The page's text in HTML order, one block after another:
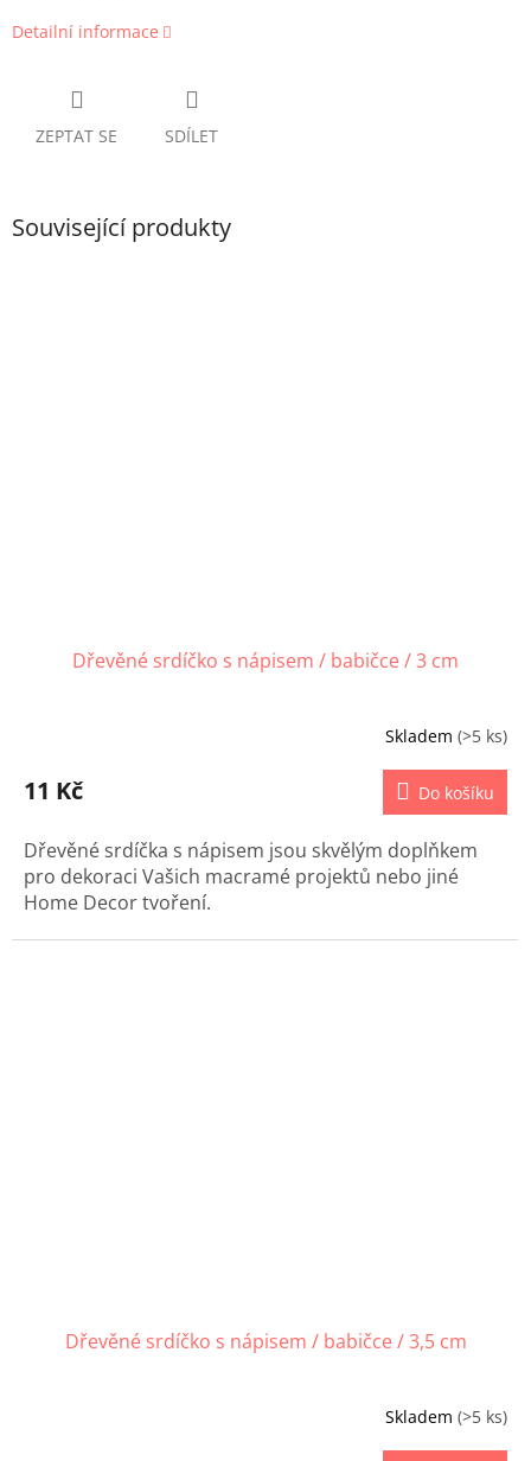
Detailní informace
ZEPTAT SE SDÍLET
Související produkty
Dřevěné srdíčko s nápisem / babičce / 3 cm
Skladem (>5 ks)
11 Kč Do košíku
Dřevěné srdíčka s nápisem jsou skvělým doplňkem
pro dekoraci Vašich macramé projektů nebo jiné
Home Decor tvoření.
Dřevěné srdíčko s nápisem / babičce / 3,5 cm
Skladem (>5 ks)